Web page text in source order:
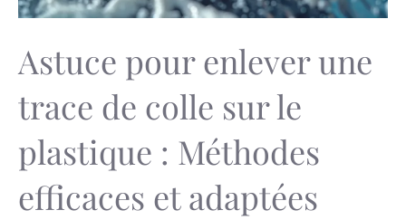
Astuce pour enlever une
trace de colle sur le
plastique : Méthodes
efficaces et adaptées